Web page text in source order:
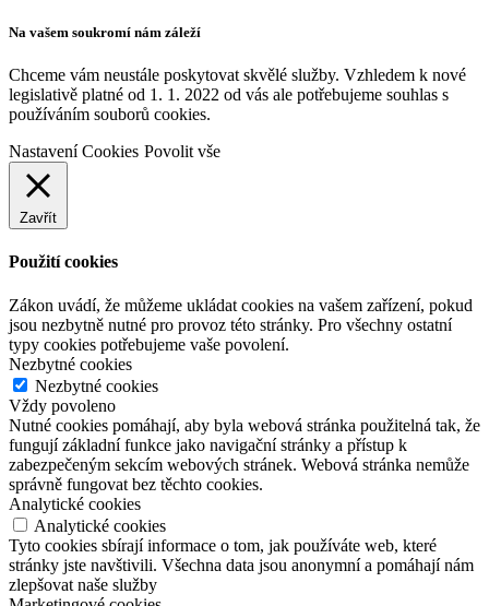
Na vašem soukromí nám záleží
Chceme vám neustále poskytovat skvělé služby. Vzhledem k nové
legislativě platné od 1. 1. 2022 od vás ale potřebujeme souhlas s
používáním souborů cookies.
Nastavení Cookies Povolit vše
Zavřít
Použití cookies
Zákon uvádí, že můžeme ukládat cookies na vašem zařízení, pokud
jsou nezbytně nutné pro provoz této stránky. Pro všechny ostatní
typy cookies potřebujeme vaše povolení.
Nezbytné cookies
Nezbytné cookies
Vždy povoleno
Nutné cookies pomáhají, aby byla webová stránka použitelná tak, že
fungují základní funkce jako navigační stránky a přístup k
zabezpečeným sekcím webových stránek. Webová stránka nemůže
správně fungovat bez těchto cookies.
Analytické cookies
Analytické cookies
Tyto cookies sbírají informace o tom, jak používáte web, které
stránky jste navštivili. Všechna data jsou anonymní a pomáhají nám
zlepšovat naše služby